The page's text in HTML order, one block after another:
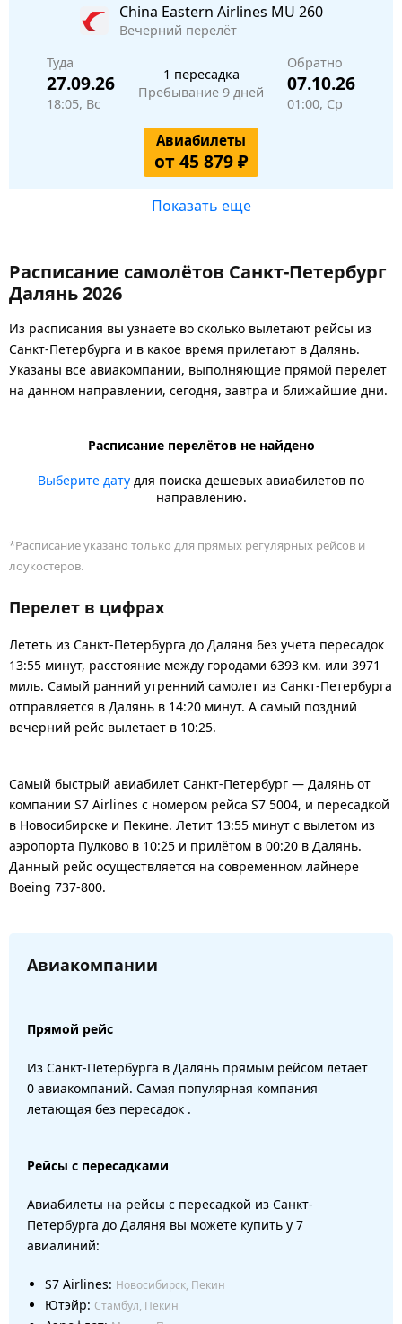
China Eastern Airlines MU 260
Вечерний перелёт
Туда
27.09.26
18:05, Вс
1 пересадка
Пребывание 9 дней
Обратно
07.10.26
01:00, Ср
Авиабилеты
от 45 879 ₽
Показать еще
Расписание самолётов Санкт-Петербург
Далянь 2026
Из расписания вы узнаете во сколько вылетают рейсы из
Санкт-Петербурга и в какое время прилетают в Далянь.
Указаны все авиакомпании, выполняющие прямой перелет
на данном направлении, сегодня, завтра и ближайшие дни.
Расписание перелётов не найдено
Выберите дату для поиска дешевых авиабилетов по
направлению.
*Расписание указано только для прямых регулярных рейсов и
лоукостеров.
Перелет в цифрах
Лететь из Санкт-Петербурга до Даляня без учета пересадок
13:55 минут, расстояние между городами 6393 км. или 3971
миль. Самый ранний утренний самолет из Санкт-Петербурга
отправляется в Далянь в 14:20 минут. А самый поздний
вечерний рейс вылетает в 10:25.
Самый быстрый авиабилет Санкт-Петербург — Далянь от
компании S7 Airlines с номером рейса S7 5004, и пересадкой
в Новосибирске и Пекине. Летит 13:55 минут с вылетом из
аэропорта Пулково в 10:25 и прилётом в 00:20 в Далянь.
Данный рейс осуществляется на современном лайнере
Boeing 737-800.
Авиакомпании
Прямой рейс
Из Санкт-Петербурга в Далянь прямым рейсом летает
0 авиакомпаний. Самая популярная компания
летающая без пересадок .
Рейсы с пересадками
Авиабилеты на рейсы с пересадкой из Санкт-
Петербурга до Даляня вы можете купить у 7
авиалиний:
S7 Airlines: Новосибирск, Пекин
Ютэйр: Стамбул, Пекин